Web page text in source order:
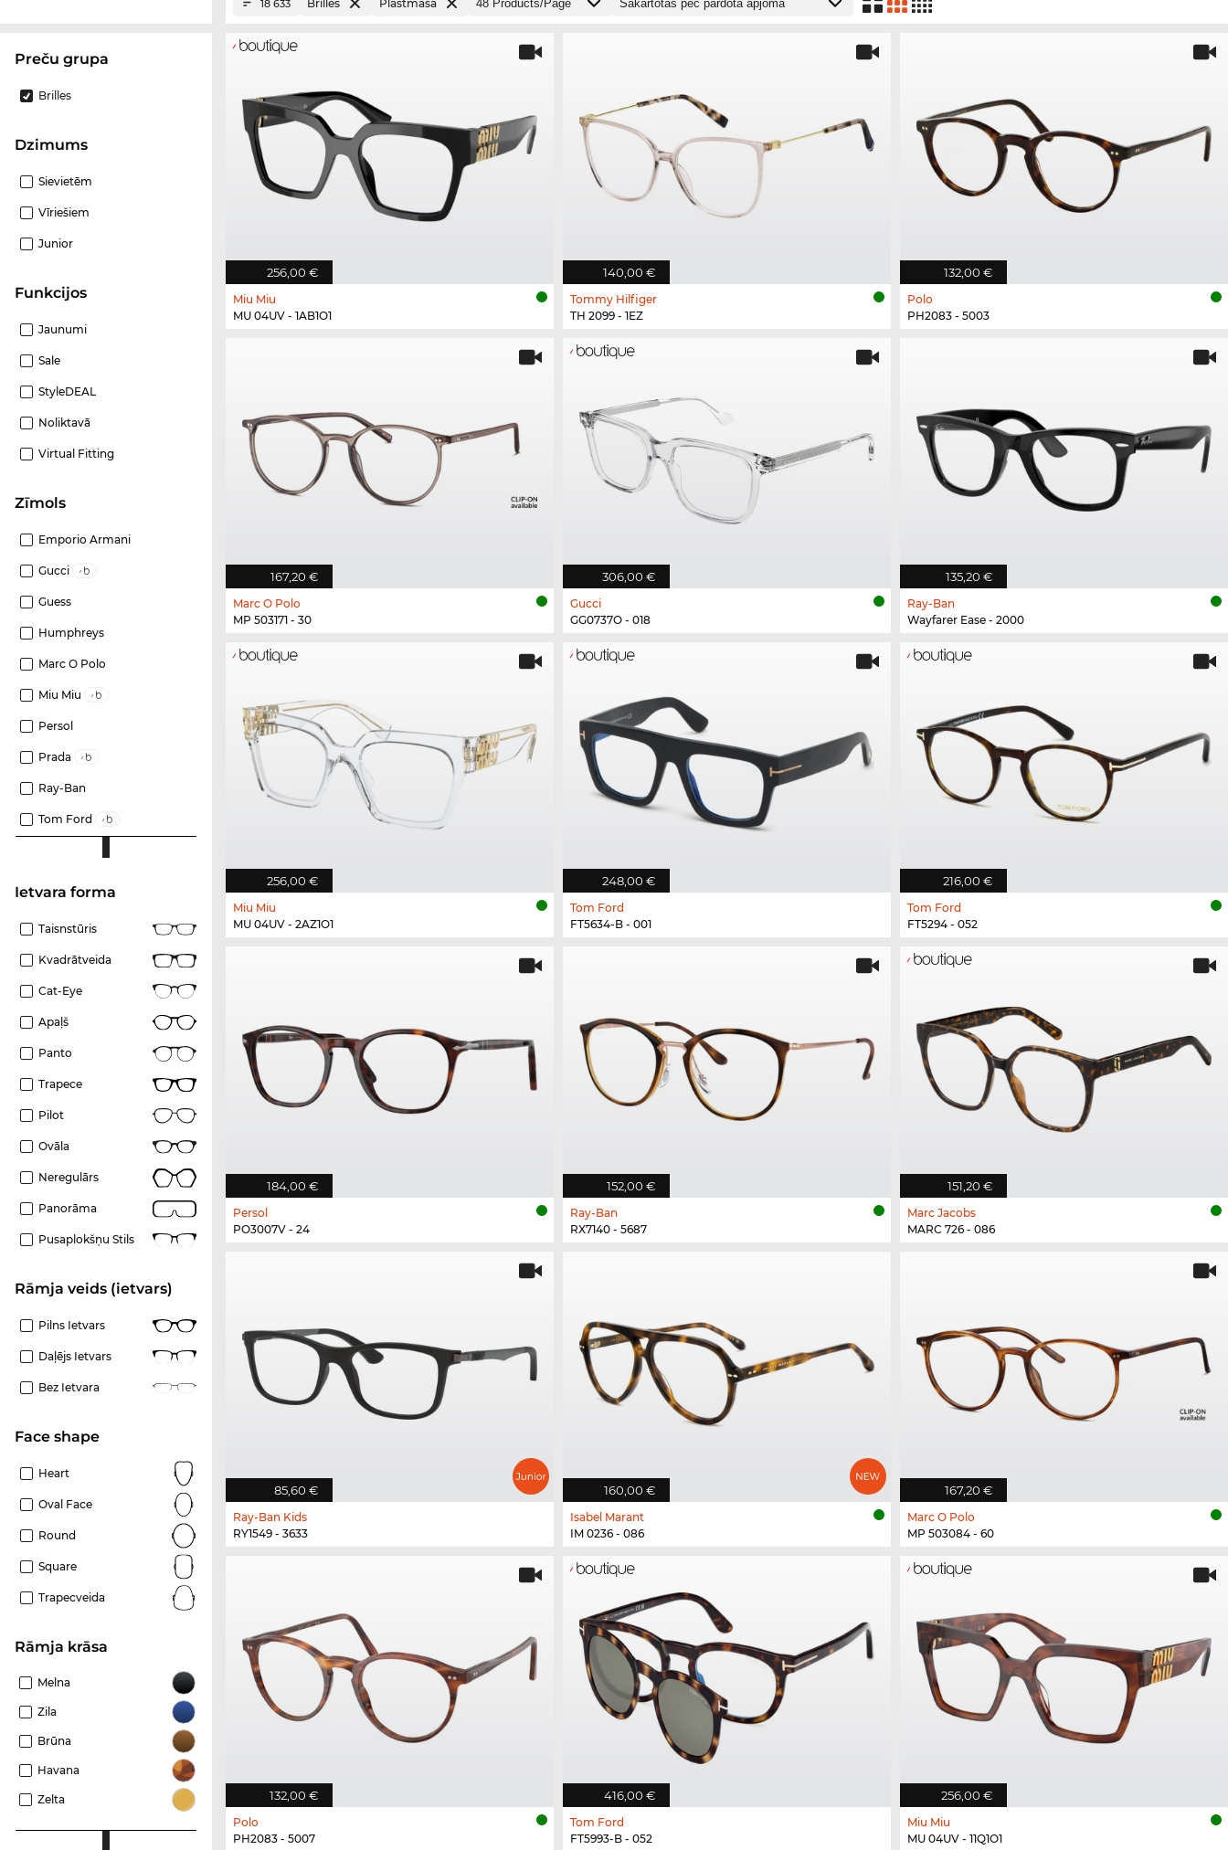
Preču grupa
Brilles
Dzimums
Sievietēm
Vīriešiem
Junior
funkcijos
Jaunumi
Sale
StyleDEAL
Noliktavā
Virtual Fitting
Zīmols
Emporio Armani
Gucci
Guess
Humphreys
Marc O Polo
Miu Miu
Persol
Prada
Ray-Ban
Tom Ford
Ietvara forma
Taisnstūris
Kvadrātveida
Cat-Eye
Apaļš
Panto
Trapece
Pilot
Ovāla
Neregulārs
Panorāma
Pusaplokšņu Stils
Rāmja veids (ietvars)
Pilns Ietvars
Daļējs Ietvars
Bez Ietvara
Face shape
Heart
Oval Face
Round
Square
Trapecveida
Rāmja krāsa
Melna
Zila
Brūna
Havana
Zelta
18 633 Brilles Plastmasa
256,00 €
Miu Miu
MU 04UV - 1AB1O1
140,00 €
Tommy Hilfiger
TH 2099 - 1EZ
132,00 €
Polo
PH2083 - 5003
167,20 €
Marc O Polo
MP 503171 - 30
306,00 €
Gucci
GG0737O - 018
135,20 €
Ray-Ban
Wayfarer Ease - 2000
256,00 €
Miu Miu
MU 04UV - 2AZ1O1
248,00 €
Tom Ford
FT5634-B - 001
216,00 €
Tom Ford
FT5294 - 052
184,00 €
Persol
PO3007V - 24
152,00 €
Ray-Ban
RX7140 - 5687
151,20 €
Marc Jacobs
MARC 726 - 086
85,60 €
Ray-Ban Kids
RY1549 - 3633
160,00 €
Isabel Marant
IM 0236 - 086
167,20 €
Marc O Polo
MP 503084 - 60
132,00 €
Polo
PH2083 - 5007
416,00 €
Tom Ford
FT5993-B - 052
256,00 €
Miu Miu
MU 04UV - 11Q1O1